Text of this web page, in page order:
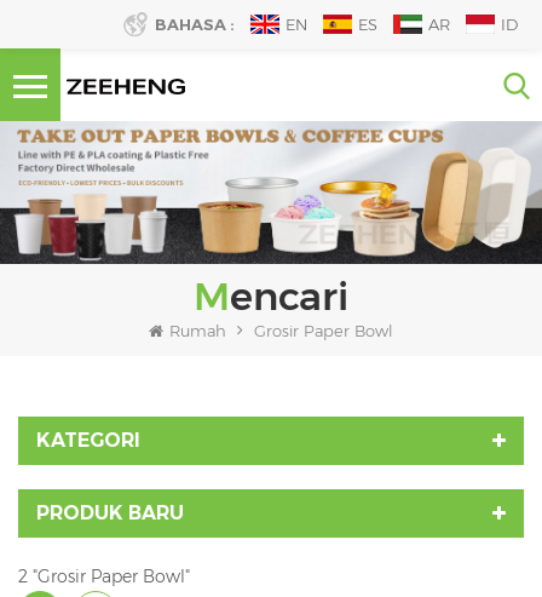
BAHASA : EN ES AR ID
Mencari
Rumah Grosir Paper Bowl
KATEGORI
PRODUK BARU
2 "Grosir Paper Bowl"